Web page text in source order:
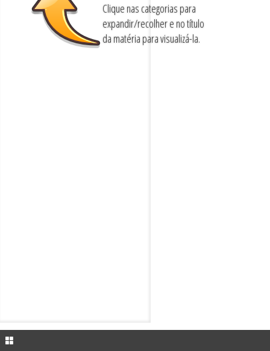
Clique nas categorias para
expandir/recolher e no título
da matéria para visualizá-la.